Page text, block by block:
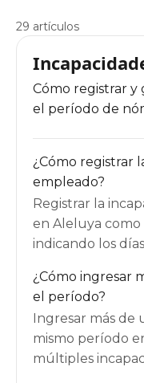
29 artículos
Cómo registrar y
el período de
¿Cómo registrar
empleado?
Registrar la
en Aleluya como
indicando los días
¿Cómo ingresar
el período?
Ingresar más de
mismo período
múltiples